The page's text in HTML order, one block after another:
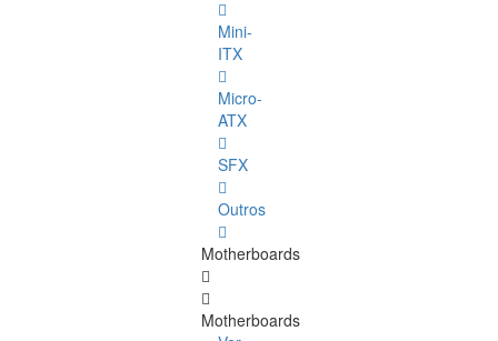
Mini-
ITX
Micro-
ATX
SFX
Outros
Motherboards
Motherboards